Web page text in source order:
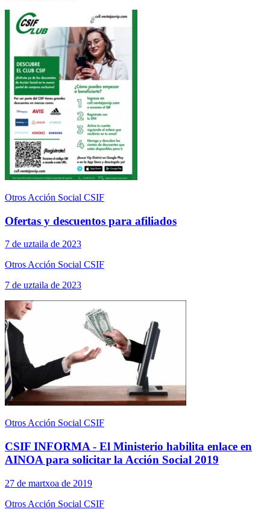
Otros Acción Social CSIF
Ofertas y descuentos para afiliados
7 de uztaila de 2023
Otros Acción Social CSIF
7 de uztaila de 2023
Otros Acción Social CSIF
CSIF INFORMA - El Ministerio habilita enlace en
AINOA para solicitar la Acción Social 2019
27 de martxoa de 2019
Otros Acción Social CSIF